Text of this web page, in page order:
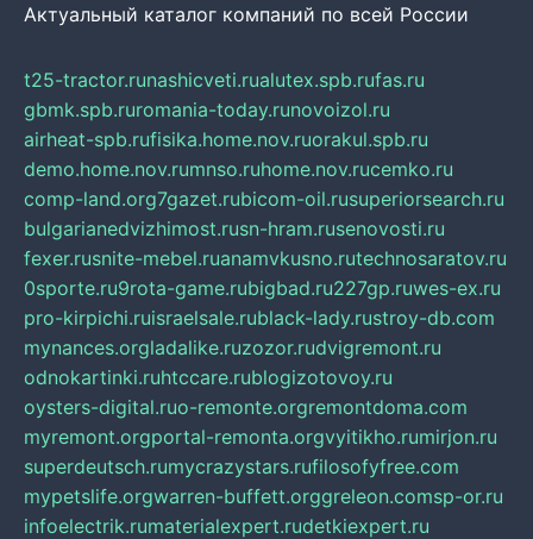
Актуальный каталог компаний по всей России
t25-tractor.runashicveti.rualutex.spb.rufas.ru
gbmk.spb.ruromania-today.runovoizol.ru
airheat-spb.rufisika.home.nov.ruorakul.spb.ru
demo.home.nov.rumnso.ruhome.nov.rucemko.ru
comp-land.org7gazet.rubicom-oil.rusuperiorsearch.ru
bulgarianedvizhimost.rusn-hram.rusenovosti.ru
fexer.rusnite-mebel.ruanamvkusno.rutechnosaratov.ru
0sporte.ru9rota-game.rubigbad.ru227gp.ruwes-ex.ru
pro-kirpichi.ruisraelsale.rublack-lady.rustroy-db.com
mynances.orgladalike.ruzozor.rudvigremont.ru
odnokartinki.ruhtccare.rublogizotovoy.ru
oysters-digital.ruo-remonte.orgremontdoma.com
myremont.orgportal-remonta.orgvyitikho.rumirjon.ru
superdeutsch.rumycrazystars.rufilosofyfree.com
mypetslife.orgwarren-buffett.orggreleon.comsp-or.ru
infoelectrik.rumaterialexpert.rudetkiexpert.ru